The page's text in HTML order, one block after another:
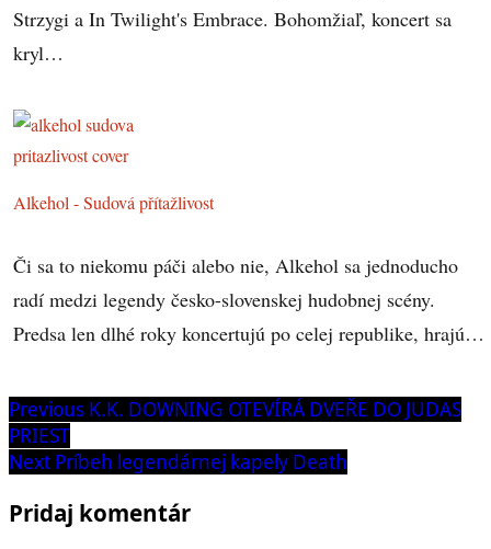
Strzygi a In Twilight's Embrace. Bohomžiaľ, koncert sa
kryl…
Alkehol - Sudová přítažlivost
Či sa to niekomu páči alebo nie, Alkehol sa jednoducho
radí medzi legendy česko-slovenskej hudobnej scény.
Predsa len dlhé roky koncertujú po celej republike, hrajú…
Navigácia
v
článku
Previous Previous
K.K. DOWNING OTEVÍRÁ DVEŘE DO JUDAS
PRIEST
Next Next
Príbeh legendárnej kapely Death
Pridaj komentár